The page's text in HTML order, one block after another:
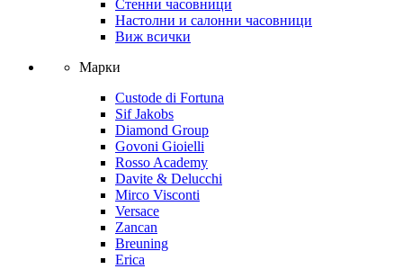
Стенни часовници
Настолни и салонни часовници
Виж всички
Марки
Custode di Fortuna
Sif Jakobs
Diamond Group
Govoni Gioielli
Rosso Academy
Davite & Delucchi
Mirco Visconti
Versace
Zancan
Breuning
Erica